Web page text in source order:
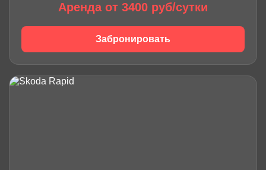
Аренда от 3400 руб/сутки
Забронировать